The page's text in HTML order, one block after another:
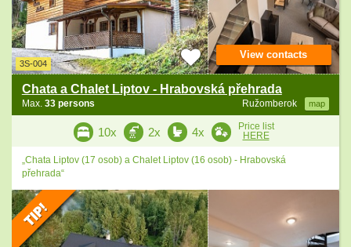
3S-004
Chata a Chalet Liptov - Hrabovská přehrada
Ružomberok map
Max. 33 persons
View contacts
10x 2x 4x
Price list
HERE
„Chata Liptov (17 osob) a Chalet Liptov (16 osob) - Hrabovská
přehrada“